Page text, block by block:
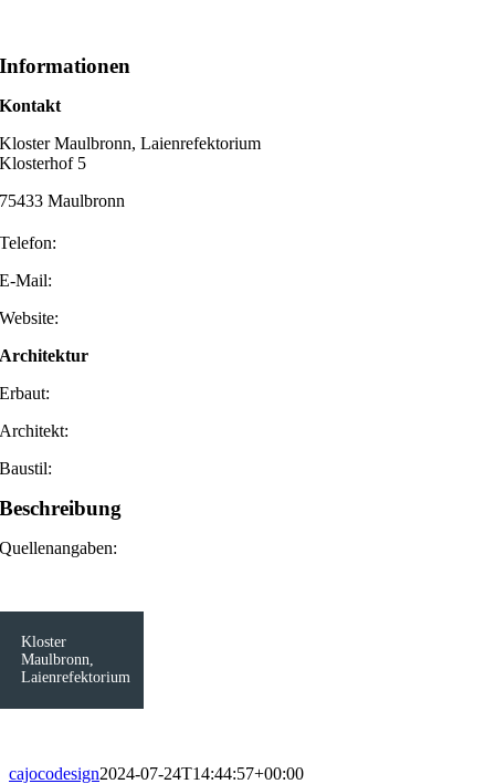
Informationen
Kontakt
Kloster Maulbronn, Laienrefektorium
Klosterhof 5
75433 Maulbronn
Telefon:
E-Mail:
Website:
Architektur
Erbaut:
Architekt:
Baustil:
Beschreibung
Quellenangaben:
Kloster
Maulbronn,
Laienrefektorium
cajocodesign2024-07-24T14:44:57+00:00